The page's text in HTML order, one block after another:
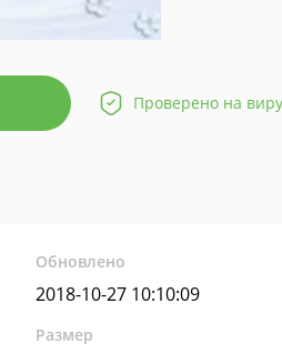
Проверено на
Обновлено
2018-10-27 10:10:09
Размер